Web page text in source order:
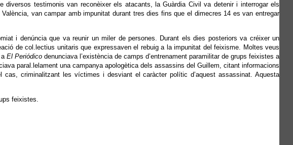
testimonis van reconèixer els atacants, la Guàrdia Civil va detenir i interrogar els
van campar amb impunitat durant tres dies fins que el dimecres 14 es van entregar
i denúncia que va reunir un miler de persones. Durant els dies posteriors va créixer un
de col.lectius unitaris que expressaven el rebuig a la impunitat del feixisme. Moltes veus
a El Periódicodenunciava l’existència de camps d’entrenament paramilitar de grups feixistes a
paral.lelament una campanya apologètica dels assassins del Guillem, citant informacions
criminalitzant les víctimes i desviant el caràcter polític d’aquest assassinat. Aquesta
feixistes.